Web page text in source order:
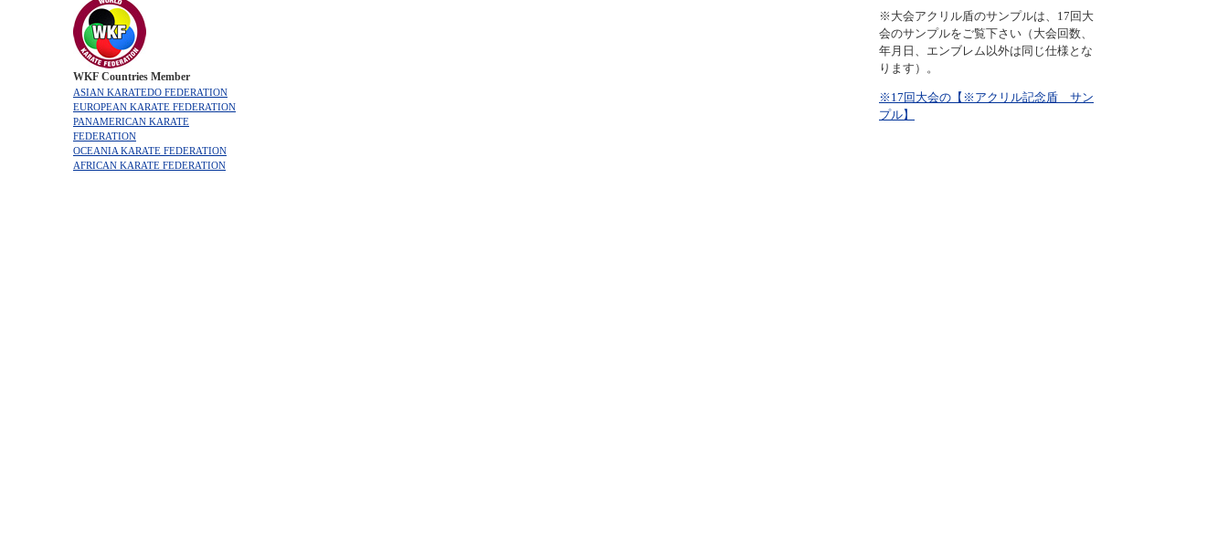
WKF Countries Member
ASIAN KARATEDO FEDERATION
EUROPEAN KARATE FEDERATION
PANAMERICAN KARATE
FEDERATION
OCEANIA KARATE FEDERATION
AFRICAN KARATE FEDERATION
※大会アクリル盾のサンプルは、17回大
会のサンプルをご覧下さい（大会回数、
年月日、エンブレム以外は同じ仕様とな
ります）。
※17回大会の【※アクリル記念盾 サン
プル】